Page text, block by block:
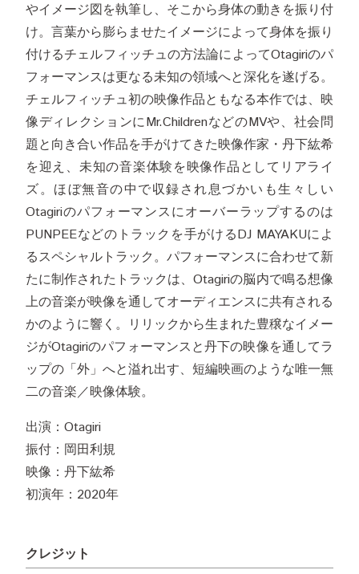
やイメージ図を執筆し、そこから身体の動きを振り付
け。言葉から膨らませたイメージによって身体を振り
付けるチェルフィッチュの方法論によってOtagiriのパ
フォーマンスは更なる未知の領域へと深化を遂げる。
チェルフィッチュ初の映像作品ともなる本作では、映
像ディレクションにMr.ChildrenなどのMVや、社会問
題と向き合い作品を手がけてきた映像作家・丹下紘希
を迎え、未知の音楽体験を映像作品としてリアライ
ズ。ほぼ無音の中で収録され息づかいも生々しい
Otagiriのパフォーマンスにオーバーラップするのは
PUNPEEなどのトラックを手がけるDJ MAYAKUによ
るスペシャルトラック。パフォーマンスに合わせて新
たに制作されたトラックは、Otagiriの脳内で鳴る想像
上の音楽が映像を通してオーディエンスに共有される
かのように響く。リリックから生まれた豊穣なイメー
ジがOtagiriのパフォーマンスと丹下の映像を通してラ
ップの「外」へと溢れ出す、短編映画のような唯一無
二の音楽／映像体験。
出演：Otagiri
振付：岡田利規
映像：丹下紘希
初演年：2020年
クレジット